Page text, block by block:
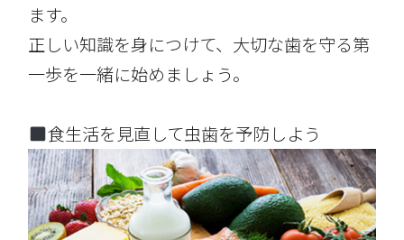
ます。
正しい知識を身につけて、大切な歯を守る第
一歩を一緒に始めましょう。
食生活を見直して虫歯を予防しよう